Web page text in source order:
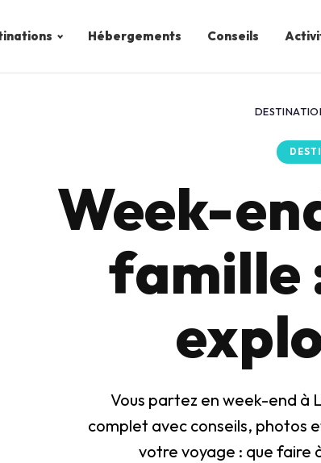
Hébergements Conseils
Week-
famille
Vous partez en week-end à
complet avec conseils, photos
votre voyage : que faire